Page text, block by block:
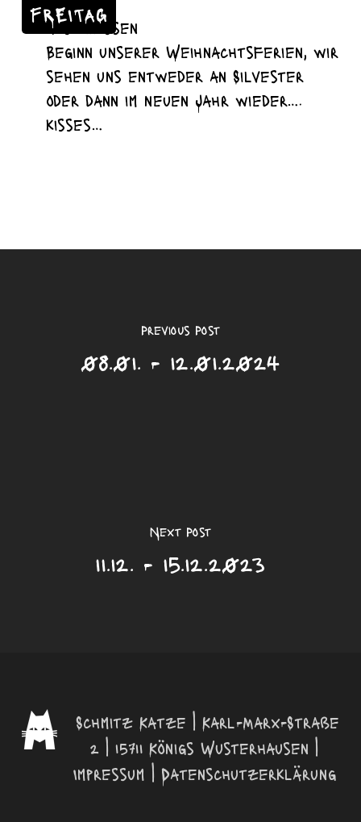
FREITAG
geschlossen
Beginn unserer Weihnachtsferien, wir
sehen uns entweder an Silvester
oder dann im neuen Jahr wieder….
kisses…
Previous Post
08.01. - 12.01.2024
Next Post
11.12. - 15.12.2023
Schmitz Katze | Karl-Marx-Straße
2 | 15711 Königs Wusterhausen |
Impressum | Datenschutzerklärung